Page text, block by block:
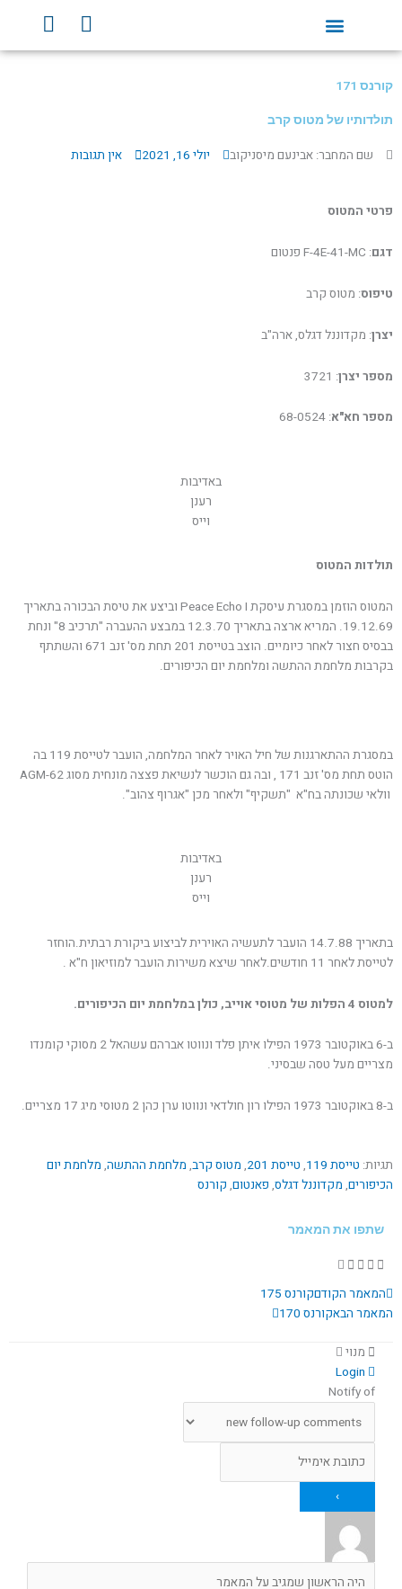
F
a
c
o
k
Y
o
u
קורנס 171
תולדותיו של מטוס קרב
שם המחבר: אבינעם מיסניקוב יולי 16, 2021 אין תגובות
פרטי המטוס
דגם: F-4E-41-MC פנטום
טיפוס: מטוס קרב
יצרן: מקדוננל דגלס, ארה"ב
מספר יצרן: 3721
מספר חא"א: 68-0524
באדיבות
רענן
וייס
תולדות המטוס
המטוס הוזמן במסגרת עיסקת Peace Echo I וביצע את טיסת הבכורה בתאריך
19.12.69. המריא ארצה בתאריך 12.3.70 במבצע ההעברה "תרכיב 8" ונחת
בבסיס חצור לאחר כיומיים. הוצב בטייסת 201 תחת מס' זנב 671 והשתתף
בקרבות מלחמת ההתשה ומלחמת יום הכיפורים.
במסגרת ההתארגנות של חיל האויר לאחר המלחמה, הועבר לטייסת 119 בה
הוטס תחת מס' זנב 171 , ובה גם הוכשר לנשיאת פצצה מונחית מסוג AGM-62
וולאי שכונתה בח"א "תשקיף" ולאחר מכן "אגרוף צהוב".
באדיבות
רענן
וייס
בתאריך 14.7.88 הועבר לתעשיה האוירית לביצוע ביקורת רבתית.הוחזר
לטייסת לאחר 11 חודשים.לאחר שיצא משירות הועבר למוזיאון ח"א .
למטוס 4 הפלות של מטוסי אוייב, כולן במלחמת יום הכיפורים.
ב-6 באוקטובר 1973 הפילו איתן פלד ונווטו אברהם עשהאל 2 מסוקי קומנדו
מצריים מעל טסה שבסיני.
ב-8 באוקטובר 1973 הפילו רון חולדאי ונווטו ערן כהן 2 מטוסי מיג 17 מצריים.
תגיות: טייסת 119 , טייסת 201 , מטוס קרב, מלחמת ההתשה, מלחמת יום
הכיפורים, מקדוננל דגלס, פאנטום, קורנס
שתפו את המאמר
קודם
המאמר הקודםקורנס 175
המאמר הבאקורנס 170
הבא
מנוי
Notify of